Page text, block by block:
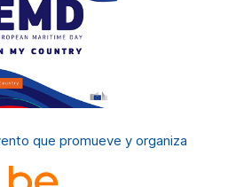
que promueve y organiza